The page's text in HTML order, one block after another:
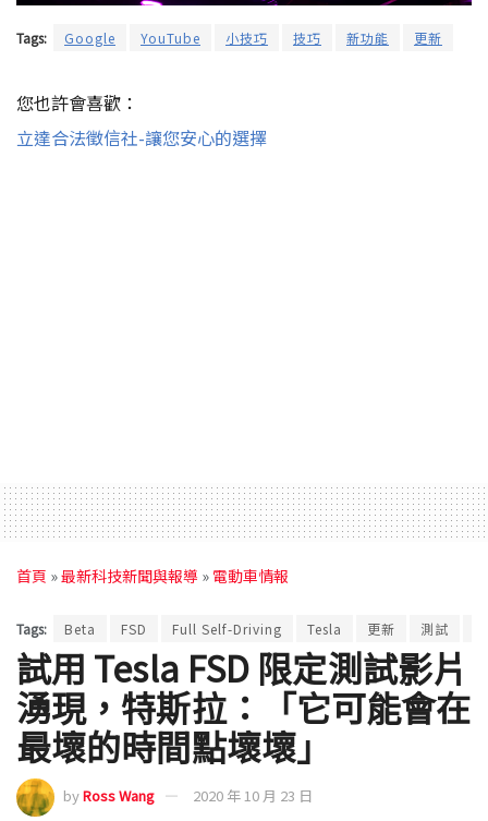
Tags: Google YouTube 小技巧 技巧 新功能 更新
您也許會喜歡：
立達合法徵信社-讓您安心的選擇
首頁 »最新科技新聞與報導 » 電動車情報
Tags: Beta FSD Full Self-Driving Tesla 更新 測試
試用 Tesla FSD 限定測試影片
湧現，特斯拉：「它可能會在
最壞的時間點壞壞」
byRoss Wang 2020 年 10 月 23 日